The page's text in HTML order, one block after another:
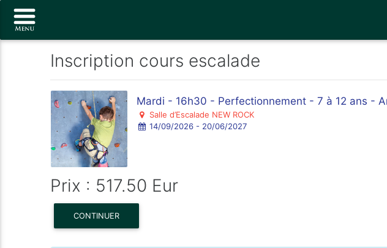
Inscription cours escalade
Mardi - 16h30 - Perfectionnement - 7 à 12 ans -
Salle d’Escalade NEW ROCK
14/09/2026 - 20/06/2027
Prix : 517.50 Eur
CONTINUER